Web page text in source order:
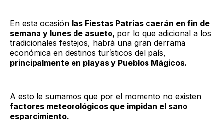
En esta ocasión las Fiestas Patrias caerán en fin de
semana y lunes de asueto, por lo que adicional a los
tradicionales festejos, habrá una gran derrama
económica en destinos turísticos del país,
principalmente en playas y Pueblos Mágicos.
A esto le sumamos que por el momento no existen
factores meteorológicos que impidan el sano
esparcimiento.